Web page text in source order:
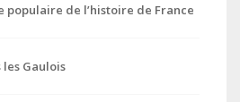
populaire de l’histoire de France
Gaulois